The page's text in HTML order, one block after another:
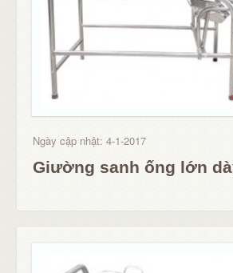
Ngày cập nhật: 4-1-2017
Giường sanh ống lớn